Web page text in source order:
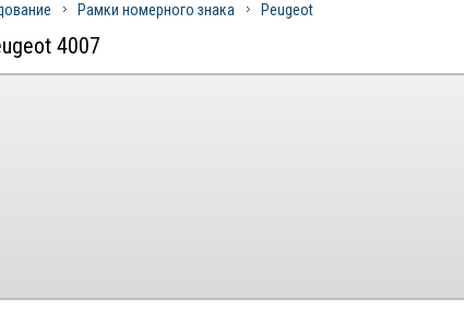
Рамки номерного знака Peugeot
4007